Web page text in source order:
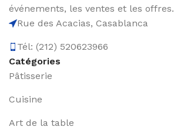
événements, les ventes et les offres.
Rue des Acacias, Casablanca
Tél: (212) 520623966
Catégories
Pâtisserie
Cuisine
Art de la table